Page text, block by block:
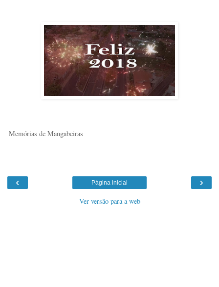
Memórias de Mangabeiras
‹ ›
Página inicial
Ver versão para a web